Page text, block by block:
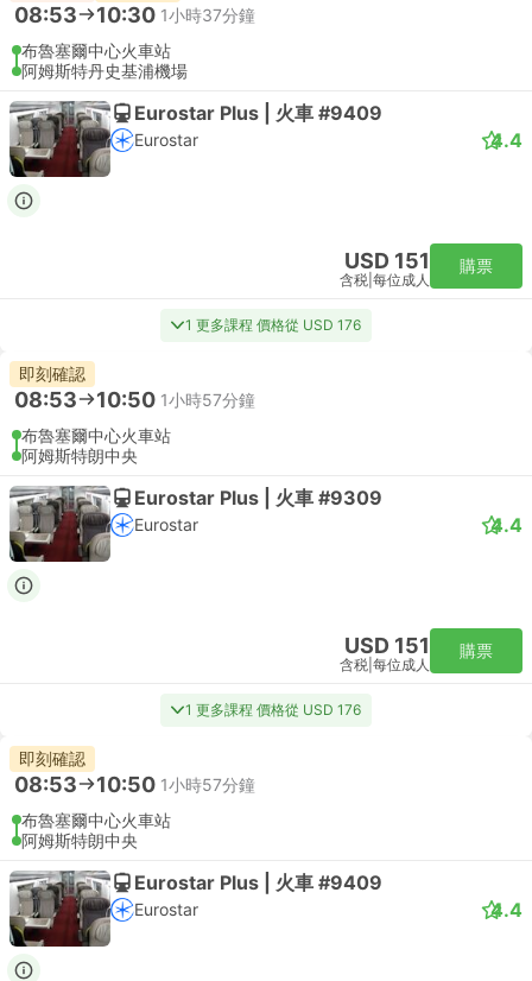
08:53 10:30 1小時37分鐘
布魯塞爾中心火車站
阿姆斯特丹史基浦機場
Eurostar Plus | 火車 #9409
Eurostar 4.4
USD 151
含税 每位成人
購票
1 更多課程 價格從 USD 176
即刻確認
08:53 10:50 1小時57分鐘
布魯塞爾中心火車站
阿姆斯特朗中央
Eurostar Plus | 火車 #9309
Eurostar 4.4
USD 151
含税 每位成人
購票
1 更多課程 價格從 USD 176
即刻確認
08:53 10:50 1小時57分鐘
布魯塞爾中心火車站
阿姆斯特朗中央
Eurostar Plus | 火車 #9409
Eurostar 4.4